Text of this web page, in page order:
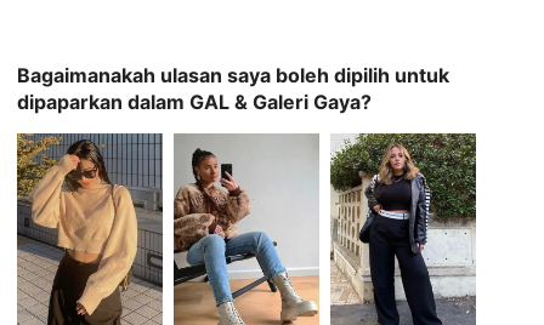
Bagaimanakah ulasan saya boleh dipilih untuk
dipaparkan dalam GAL & Galeri Gaya?